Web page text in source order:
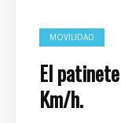
MOVILIDAD
El
Km/h.